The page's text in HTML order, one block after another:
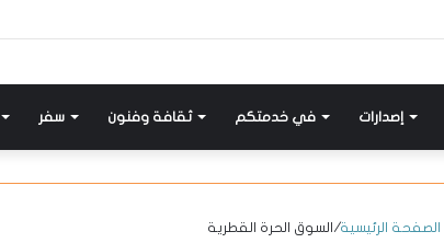
سفر ثقافة وفنون في خدمتكم إصدارات
الصفحة الرئيسية/ السوق الحرة القطرية